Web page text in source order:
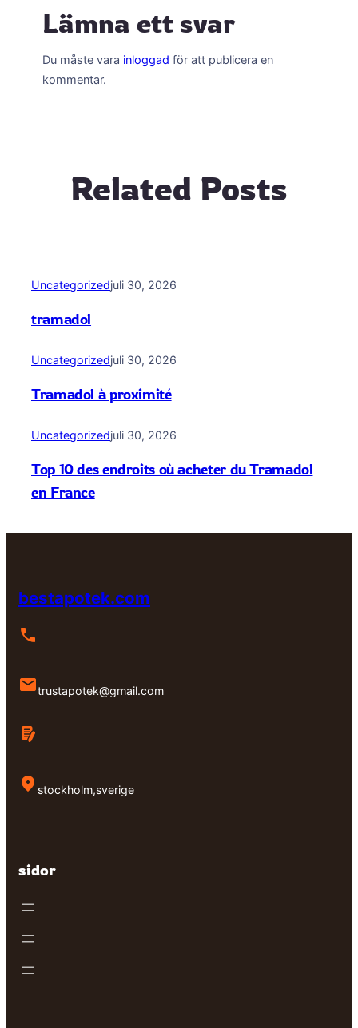
Lämna ett svar
Du måste vara inloggad för att publicera en
kommentar.
Related Posts
Uncategorizedjuli 30, 2026
tramadol
Uncategorizedjuli 30, 2026
Tramadol à proximité
Uncategorizedjuli 30, 2026
Top 10 des endroits où acheter du Tramadol
en France
bestapotek.com
trustapotek@gmail.com
stockholm,sverige
sidor